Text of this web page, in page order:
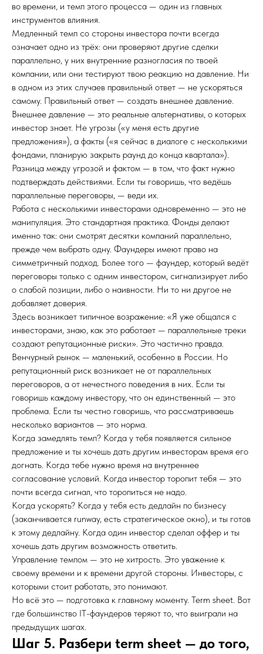
во времени, и темп этого процесса — один из главных
инструментов влияния.
Медленный темп со стороны инвестора почти всегда
означает одно из трёх: они проверяют другие сделки
параллельно, у них внутренние разногласия по твоей
компании, или они тестируют твою реакцию на давление. Ни
в одном из этих случаев правильный ответ — не ускоряться
самому. Правильный ответ — создать внешнее давление.
Внешнее давление — это реальные альтернативы, о которых
инвестор знает. Не угрозы («у меня есть другие
предложения»), а факты («я сейчас в диалоге с несколькими
фондами, планирую закрыть раунд до конца квартала»).
Разница между угрозой и фактом — в том, что факт нужно
подтверждать действиями. Если ты говоришь, что ведёшь
параллельные переговоры, — веди их.
Работа с несколькими инвесторами одновременно — это не
манипуляция. Это стандартная практика. Фонды делают
именно так: они смотрят десятки компаний параллельно,
прежде чем выбрать одну. Фаундеры имеют право на
симметричный подход. Более того — фаундер, который ведёт
переговоры только с одним инвестором, сигнализирует либо
о слабой позиции, либо о наивности. Ни то ни другое не
добавляет доверия.
Здесь возникает типичное возражение: «Я уже общался с
инвесторами, знаю, как это работает — параллельные треки
создают репутационные риски». Это частично правда.
Венчурный рынок — маленький, особенно в России. Но
репутационный риск возникает не от параллельных
переговоров, а от нечестного поведения в них. Если ты
говоришь каждому инвестору, что он единственный — это
проблема. Если ты честно говоришь, что рассматриваешь
несколько вариантов — это норма.
Когда замедлять темп? Когда у тебя появляется сильное
предложение и ты хочешь дать другим инвесторам время его
догнать. Когда тебе нужно время на внутреннее
согласование условий. Когда инвестор торопит тебя — это
почти всегда сигнал, что торопиться не надо.
Когда ускорять? Когда у тебя есть дедлайн по бизнесу
(заканчивается runway, есть стратегическое окно), и ты готов
к этому дедлайну. Когда один инвестор сделал оффер и ты
хочешь дать другим возможность ответить.
Управление темпом — это не хитрость. Это уважение к
своему времени и к времени другой стороны. Инвесторы, с
которыми стоит работать, это понимают.
Но всё это — подготовка к главному моменту. Term sheet. Вот
где большинство IT-фаундеров теряют то, что выиграли на
предыдущих шагах.
Шаг 5. Разбери term sheet — до того,